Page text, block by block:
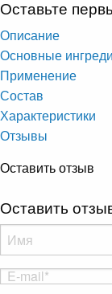
Оставьте
Опиcание
Основные
Применение
Состав
Характеристики
Отзывы
Оставить отзыв
Оставить